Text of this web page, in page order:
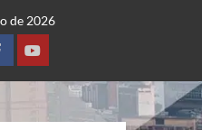
de 2026
Youtube